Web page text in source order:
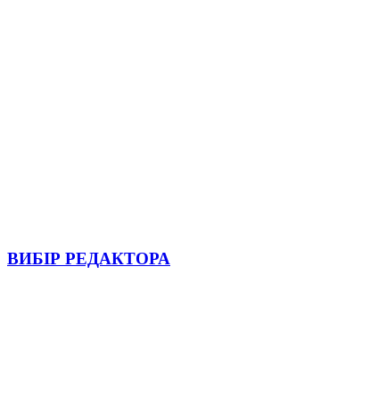
ВИБІР РЕДАКТОРА